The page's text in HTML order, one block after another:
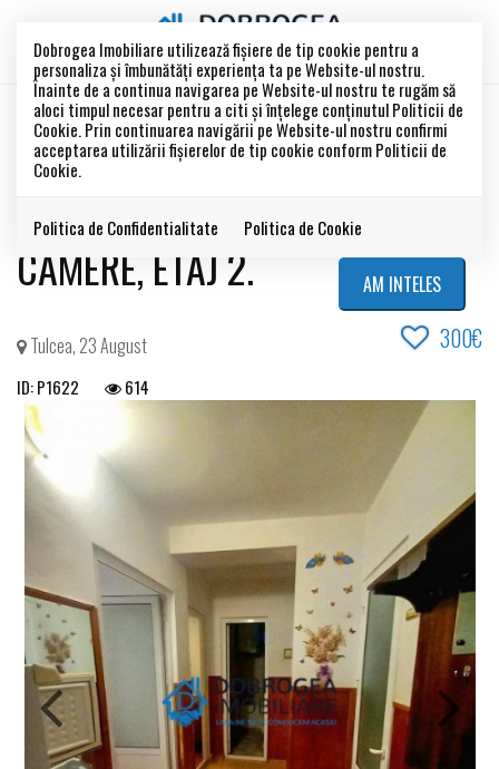
Dobrogea Imobiliare utilizează fişiere de tip cookie pentru a
personaliza și îmbunătăți experiența ta pe Website-ul nostru.
Înainte de a continua navigarea pe Website-ul nostru te rugăm să
aloci timpul necesar pentru a citi și înțelege conținutul Politicii de
Cookie. Prin continuarea navigării pe Website-ul nostru confirmi
acceptarea utilizării fişierelor de tip cookie conform Politicii de
Cookie.
Politica de Confidentialitate Politica de Cookie
AM INTELES
Acest anunt este inchiriat !
23 AUGUST -APARTAMENT 2
CAMERE, ETAJ 2.
Tulcea, 23 August 300€
ID: P1622 614
INCHIRIAT